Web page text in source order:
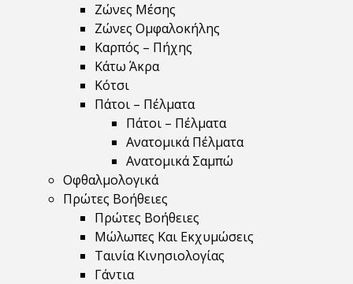
Ζώνες Μέσης
Ζώνες Ομφαλοκήλης
Καρπός – Πήχης
Κάτω Άκρα
Κότσι
Πάτοι – Πέλματα
Πάτοι – Πέλματα
Ανατομικά Πέλματα
Ανατομικά Σαμπώ
Οφθαλμολογικά
Πρώτες Βοήθειες
Πρώτες Βοήθειες
Μώλωπες Και Εκχυμώσεις
Ταινία Κινησιολογίας
Γάντια